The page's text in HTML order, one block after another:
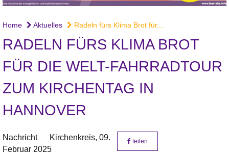
Home Aktuelles Radeln fürs Klima Brot für...
RADELN FÜRS KLIMA BROT
FÜR DIE WELT-FAHRRADTOUR
ZUM KIRCHENTAG IN
HANNOVER
Nachricht Kirchenkreis, 09.
Februar 2025
teilen